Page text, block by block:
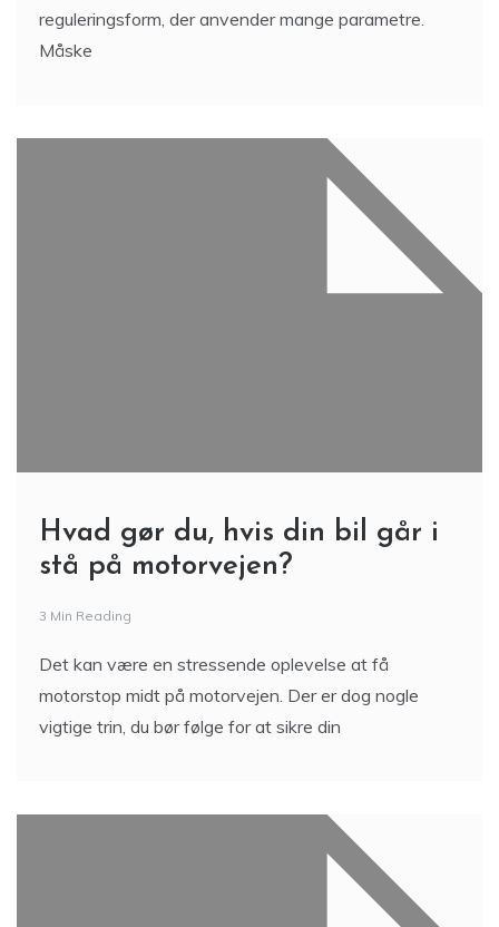
reguleringsform, der anvender mange parametre.
Måske
Hvad gør du, hvis din bil går i
stå på motorvejen?
3 Min Reading
Det kan være en stressende oplevelse at få
motorstop midt på motorvejen. Der er dog nogle
vigtige trin, du bør følge for at sikre din